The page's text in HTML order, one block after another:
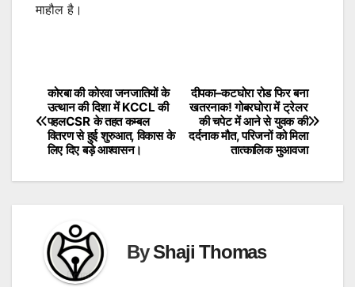
माहौल है।
Post
navigation
दीपका–कटघोरा रोड फिर बना
खतरनाक! गोबरघोरा में ट्रेलर
की चपेट में आने से युवक की
दर्दनाक मौत, परिजनों को मिला
तात्कालिक मुआवजा
कोरबा की कोरवा जनजातियों के
उत्थान की दिशा में KCCL की
पहलCSR के तहत कम्बल
वितरण से हुई शुरुआत, विकास के
लिए दिए बड़े आश्वासन।
ByShaji Thomas